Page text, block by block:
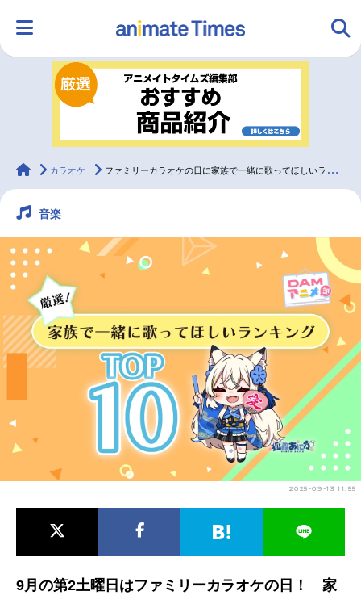
ランキング アニメ
ラジオ グッズ
2.5次元 無料マンガ
最新記事一覧
アニメ記事一覧 声優記事一覧
アニメ映画一覧 実写化映画一覧
今期アニメ曜日別一覧
夏アニメ
男性声優/女性声優一覧
animateTimes
カラオケ ファミリーカラオケの日に家族で一緒に歌ってほしいランキングTOP10
音楽
2025-09-13 11:55
9月の第2土曜日はファミリーカラオケの日！ 家